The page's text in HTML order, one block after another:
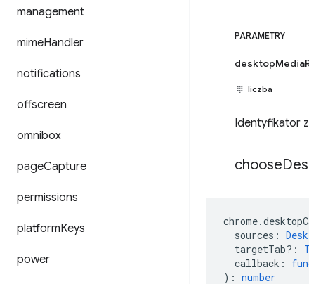
management
mimeHandler
notifications
offscreen
omnibox
pageCapture
permissions
platformKeys
power
PARAMETRY
liczba
Identyfikator
choose
chrome.
sources :
targetTab? :
callback :
) : number